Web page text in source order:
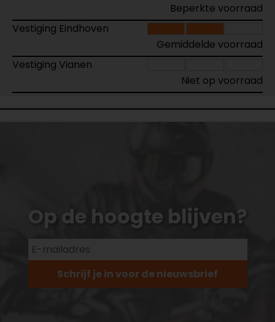
Beperkte voorraad
Vestiging Eindhoven
Gemiddelde voorraad
Vestiging Vianen
Niet op voorraad
Op de hoogte blijven?
Schrijf je in voor de nieuwsbrief